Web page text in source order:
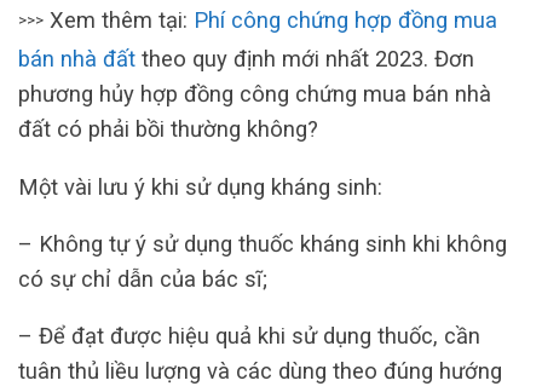
>>> Xem thêm tại: Phí công chứng hợp đồng mua
bán nhà đất theo quy định mới nhất 2023. Đơn
phương hủy hợp đồng công chứng mua bán nhà
đất có phải bồi thường không?
Một vài lưu ý khi sử dụng kháng sinh:
– Không tự ý sử dụng thuốc kháng sinh khi không
có sự chỉ dẫn của bác sĩ;
– Để đạt được hiệu quả khi sử dụng thuốc, cần
tuân thủ liều lượng và các dùng theo đúng hướng